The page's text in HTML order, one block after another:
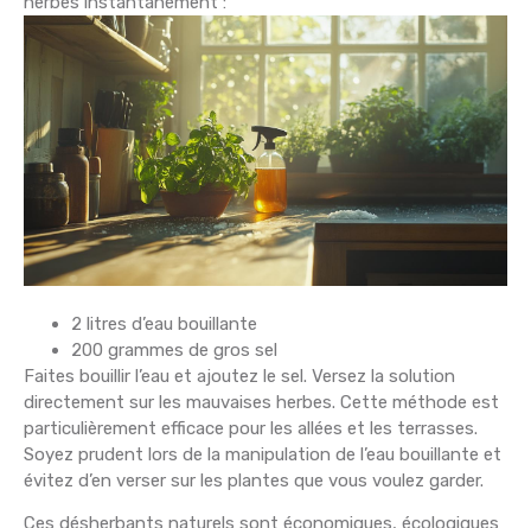
2 litres d’eau bouillante
200 grammes de gros sel
Faites bouillir l’eau et ajoutez le sel. Versez la solution
directement sur les mauvaises herbes. Cette méthode est
particulièrement efficace pour les allées et les terrasses.
Soyez prudent lors de la manipulation de l’eau bouillante et
évitez d’en verser sur les plantes que vous voulez garder.
Ces désherbants naturels sont économiques, écologiques